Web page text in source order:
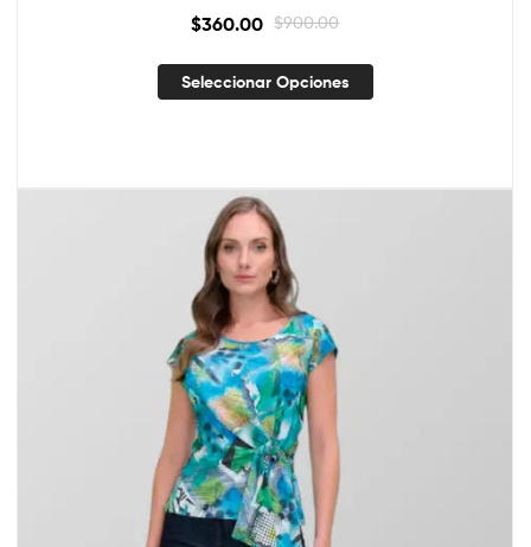
$900.00
$360.00
Seleccionar Opciones